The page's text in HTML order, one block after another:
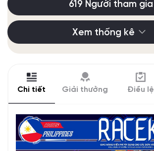
619 Người tham gia
Xem thống kê
Chi tiết Giải thưởng Điều lệ